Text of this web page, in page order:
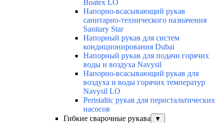
Boatex LO
Напорно-всасывающий рукав
санитарно-технического назначения
Sanitary Star
Напорный рукав для систем
кондиционирования Dubai
Напорный рукав для подачи горячих
воды и воздуха Navysil
Напорно-всасывающий рукав для
воздуха и воды горячих температур
Navysil LO
Peristaltic рукав для перистальтических
насосов
Гибкие сварочные рукава
▼